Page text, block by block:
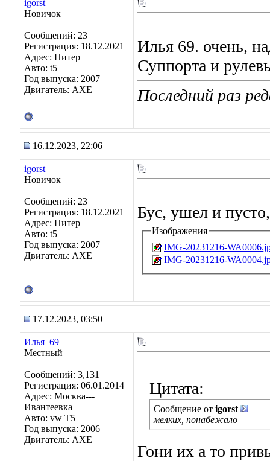
igorst
Новичок
Сообщений: 23
Регистрация: 18.12.2021
Адрес: Питер
Авто: t5
Год выпуска: 2007
Двигатель: AXE
Илья 69. очень,
Суппорта и
Последний раз
16.12.2023, 22:06
igorst
Новичок
Сообщений: 23
Регистрация: 18.12.2021
Адрес: Питер
Авто: t5
Год выпуска: 2007
Двигатель: AXE
Бус, ушел и
Изображения
IMG-20231216-
IMG-20231216-
17.12.2023, 03:50
Илья_69
Местный
Сообщений: 3,131
Регистрация: 06.01.2014
Адрес: Москва---
Ивантеевка
Авто: vw T5
Год выпуска: 2006
Двигатель: AXE
Цитата:
Сообщение от igorst
мелких, понабежало
Гони их а то